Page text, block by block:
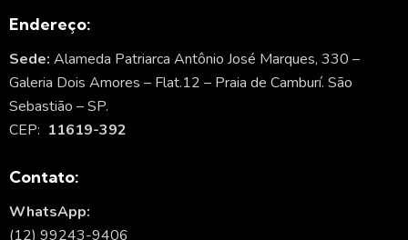
Endereço:
Sede: Alameda Patriarca Antônio José Marques, 330 –
Galeria Dois Amores – Flat.12 – Praia de Camburí. São
Sebastião – SP.
CEP: 11619-392
Contato:
WhatsApp:
(12) 99243-9406